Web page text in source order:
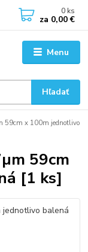
Menu
Hľadať
0 ks
za 0,00 €
x 100m jednotlivo
59cm
[1 ks]